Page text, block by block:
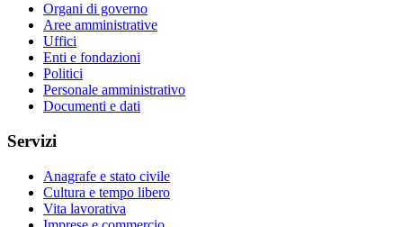
Organi di governo
Aree amministrative
Uffici
Enti e fondazioni
Politici
Personale amministrativo
Documenti e dati
Servizi
Anagrafe e stato civile
Cultura e tempo libero
Vita lavorativa